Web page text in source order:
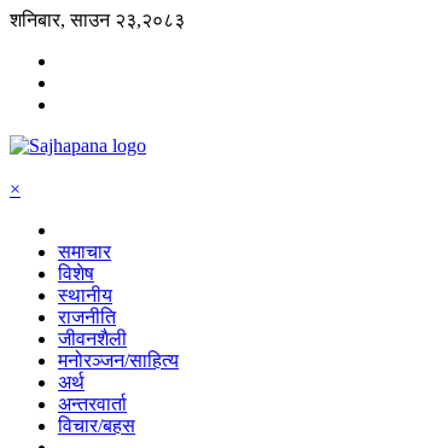
शनिबार, साउन २३,२०८३
×
समाचार
विशेष
स्थानीय
राजनीति
जीवनशैली
मनोरञ्जन/साहित्य
अर्थ
अन्तरवार्ता
विचार/बहस